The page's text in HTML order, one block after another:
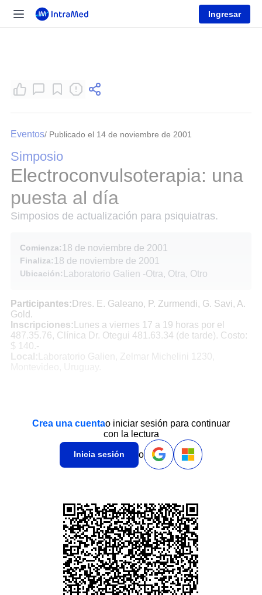
Ingresar
Eventos/ Publicado el 14 de noviembre de 2001
Simposio
Electroconvulsoterapia: una
puesta al día
Simposios de actualización para psiquiatras.
Comienza: 18 de noviembre de 2001
Finaliza: 18 de noviembre de 2001
Ubicación: Laboratorio Galien -Otra, Otra, Otro
Participantes: Dres. E. Galeano, P. Zurmendi, G. Savi, A.
Gold.
Inscripciones: Lunes a viernes 17 a 19 horas por el
487.35.76, Clínica Dr. Otegui 481.63.34 (de tarde). Costo:
$ 140.-
Local:
Laboratorio Galien, Zelmar Michelini 1230,
Crea una cuentao iniciar sesión para continuar
con la lectura
Inicia sesión o